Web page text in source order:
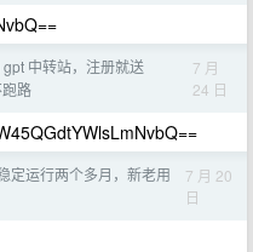
中转站，注册就送
路
7 月
24 日
定运行两个多月，新老用
7 月 20
日